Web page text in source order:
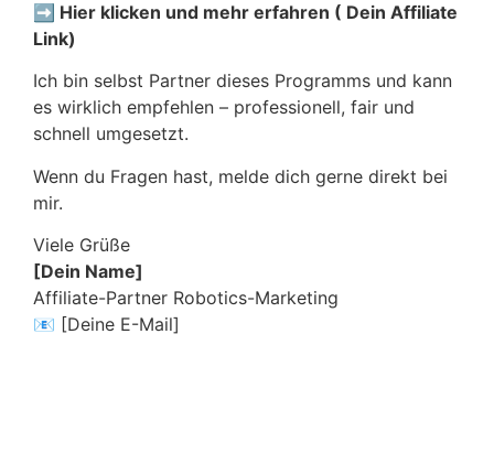
➡ Hier klicken und mehr erfahren ( Dein Affiliate
Link)
Ich bin selbst Partner dieses Programms und kann
es wirklich empfehlen – professionell, fair und
schnell umgesetzt.
Wenn du Fragen hast, melde dich gerne direkt bei
mir.
Viele Grüße
[Dein Name]
Affiliate-Partner Robotics-Marketing
📧 [Deine E-Mail]